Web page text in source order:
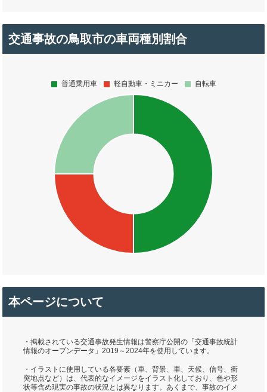
交通事故の鳥取市の車両種別割合
本ページについて
・掲載されている交通事故発生情報は警察庁公開の「交通事故統計
情報のオープンデータ」2019～2024年を使用しています。
・イラストに使用している各要素（車、背景、車、天候、信号、衝
突地点など）は、代表的なイメージをイラスト化しており、色や形
状等含め現実の事故の状況とは異なります。あくまで、事故のイメ